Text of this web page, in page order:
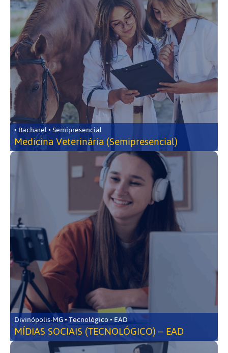
• Bacharel • Semipresencial
Medicina Veterinária (Semipresencial)
Divinópolis-MG • Tecnológico • EAD
MÍDIAS SOCIAIS (TECNOLÓGICO) – EAD